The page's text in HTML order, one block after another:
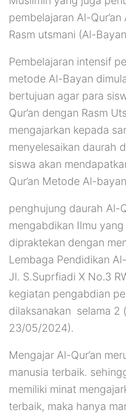
pembelajaran Al-
Rasm utsmani (Al-
Pembelajaran intensif
metode Al-Bayan
bertujuan agar para
Qur’an dengan Rasm
mengajarkan kepada
menyelesaikan daurah
siswa akan
Qur’an Metode Al-
penghujung daurah Al-
mengabdikan Ilmu
dipraktekan dengan
Lembaga Pendidikan
Jl. S.Suprfiadi X No.3
kegiatan pengabdian
dilaksanakan selama 2
23/05/2024).
Mengajar Al-Qur’an
manusia terbaik.
memiliki minat
terbaik, maka hanya